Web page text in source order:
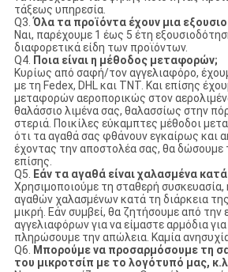
τάξεως υπηρεσία.
Q3.Όλα τα προϊόντα έχουν μια
Ναι, παρέχουμε 1 έως 5 έτη
διαφορετικά είδη των προϊόντων.
Q4. Ποια είναι η μέθοδος μεταφορών;
Κυρίως από σαφή/τον αγγελιαφόρο,
με τη Fedex, DHL και TNT. Και επίσης
μεταφορών αεροπορικώς στον
θαλάσσιο λιμένα σας, θαλασσίως στην
στεριά. Ποικίλες εύκαμπτες μέθοδοι
ότι τα αγαθά σας φθάνουν εγκαίρως και
έχοντας την αποστολέα σας, θα δώσουμε
επίσης.
Q5. Εάν τα αγαθά είναι χαλασμένα
Χρησιμοποιούμε τη σταθερή
αγαθών χαλασμένων κατά τη διάρκεια
μικρή. Εάν συμβεί, θα ζητήσουμε από την
αγγελιαφόρων για να είμαστε αρμόδια
πληρώσουμε την απώλεια. Καμία
Q6. Μπορούμε να προσαρμόσουμε τη
του μικροτσίπ με το λογότυπό μας,